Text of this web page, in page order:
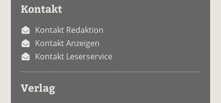
Kontakt
Kontakt Redaktion
Kontakt Anzeigen
Kontakt Leserservice
Verlag